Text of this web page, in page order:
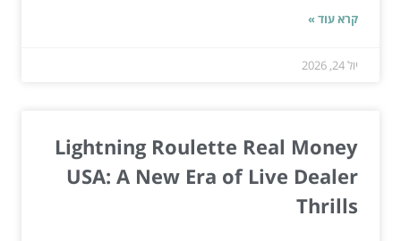
קרא עוד »
יול 24, 2026
Lightning Roulette Real Money
USA: A New Era of Live Dealer
Thrills